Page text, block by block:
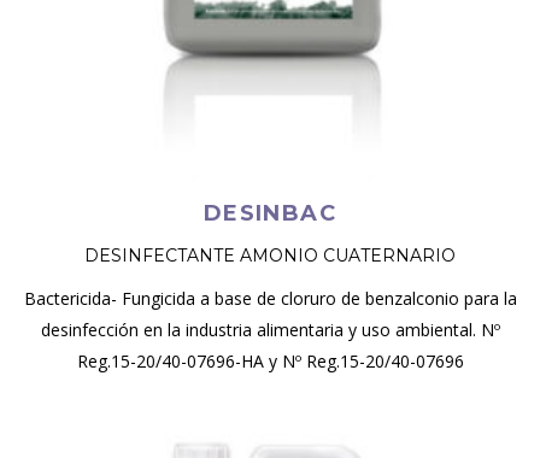
DESINBAC
DESINFECTANTE AMONIO CUATERNARIO
Bactericida- Fungicida a base de cloruro de benzalconio para la
desinfección en la industria alimentaria y uso ambiental. Nº
Reg.15-20/40-07696-HA y Nº Reg.15-20/40-07696